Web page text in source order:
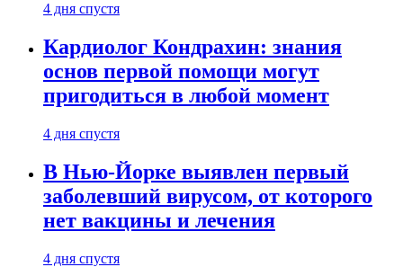
4 дня спустя
Кардиолог Кондрахин: знания
основ первой помощи могут
пригодиться в любой момент
4 дня спустя
В Нью-Йорке выявлен первый
заболевший вирусом, от которого
нет вакцины и лечения
4 дня спустя